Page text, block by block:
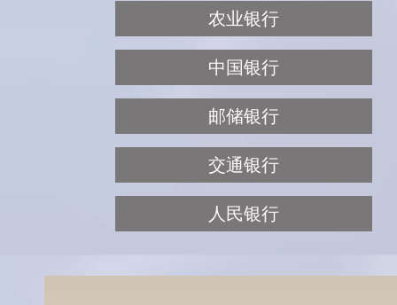
农业银行
中国银行
邮储银行
交通银行
人民银行